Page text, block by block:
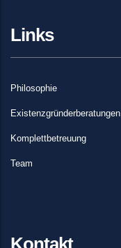
Links
Philosophie
Existenzgründerberatungen
Komplettbetreuung
Team